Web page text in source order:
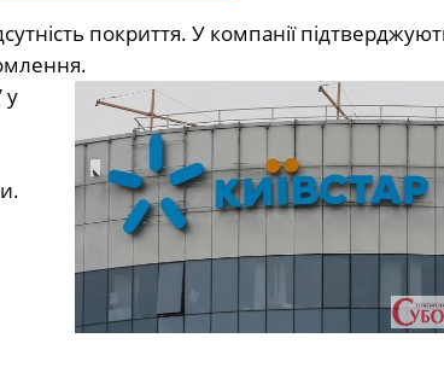
покриття. У компанії
у